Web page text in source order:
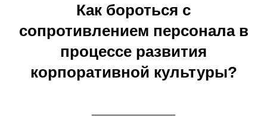
Как бороться с
сопротивлением персонала в
процессе развития
корпоративной культуры?